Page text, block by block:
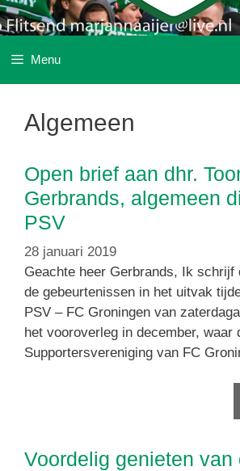
Menu
Algemeen
Open brief aan dhr.
Gerbrands, algemeen
PSV
28 januari 2019
Geachte heer Gerbrands, Ik schrijf
de gebeurtenissen in het uitvak
PSV – FC Groningen van
het vooroverleg in december, waar
Supportersvereniging van FC
Voordelig genieten van